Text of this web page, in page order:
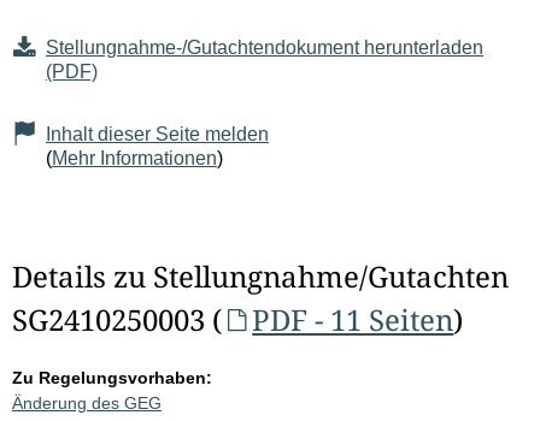
Stellungnahme-/Gutachtendokument herunterladen
(PDF)
Inhalt dieser Seite melden
(Mehr Informationen)
Details zu Stellungnahme/Gutachten
SG2410250003 (
PDF - 11 Seiten)
Zu Regelungsvorhaben:
Änderung des GEG